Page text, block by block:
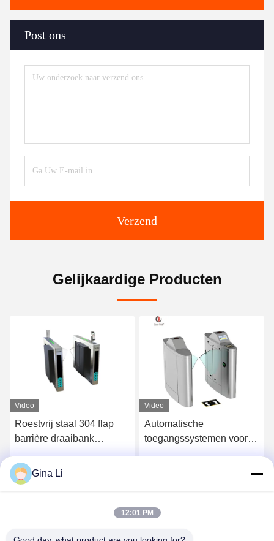
Post ons
Verzend
Gelijkaardige Producten
Video
Roestvrij staal 304 flap
barrière draaibank
Video
Automatische
toegangssystemen voor
Gina Li
12:01 PM